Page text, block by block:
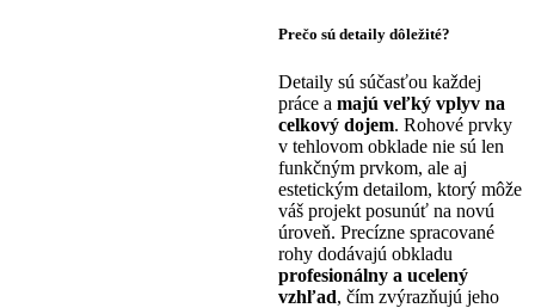
Prečo sú detaily dôležité?
Detaily sú súčasťou každej
práce a majú veľký vplyv na
celkový dojem. Rohové prvky
v tehlovom obklade nie sú len
funkčným prvkom, ale aj
estetickým detailom, ktorý môže
váš projekt posunúť na novú
úroveň. Precízne spracované
rohy dodávajú obkladu
profesionálny a ucelený
vzhľad, čím zvýrazňujú jeho